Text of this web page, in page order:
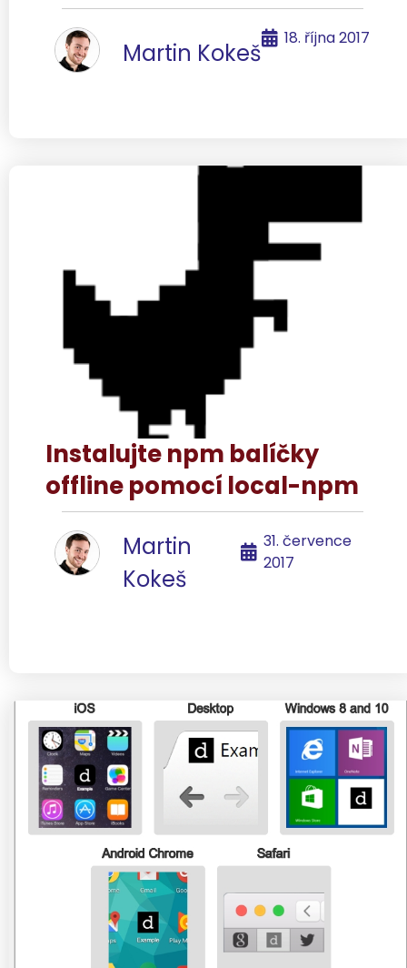
Martin Kokeš 18. října 2017
Instalujte npm balíčky
offline pomocí local-npm
Martin
Kokeš
31. července
2017